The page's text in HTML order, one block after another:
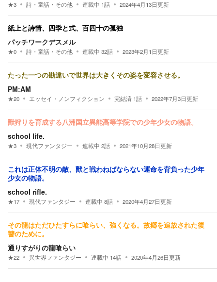
★3 詩・童話・その他 連載中 1話 2024年4月13日更新
紙上と詩情、四季と式、百四十の孤独
パッチワークデスメル
★0 詩・童話・その他 連載中 32話 2023年2月1日更新
たった一つの勘違いで世界は大きくその姿を変容させる。
PM:AM
★20 エッセイ・ノンフィクション 完結済 1話 2022年7月3日更新
獸狩りを育成する八洲国立異能高等学院での少年少女の物語。
school life.
★3 現代ファンタジー 連載中 2話 2021年10月28日更新
これは正体不明の敵、獸と戦わねばならない運命を背負った少年
少女の物語。
school rifle.
★17 現代ファンタジー 連載中 8話 2020年4月27日更新
その龍はただひたすらに喰らい、強くなる。故郷を追放された復
讐のために。
通りすがりの龍喰らい
★22 異世界ファンタジー 連載中 14話 2020年4月26日更新